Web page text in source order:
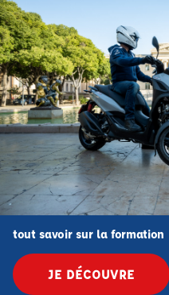
tout savoir sur la formation
JE DÉCOUVRE